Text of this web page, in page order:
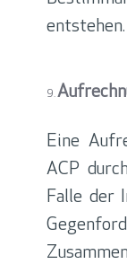
entstehen.
Eine
ACP
Falle der